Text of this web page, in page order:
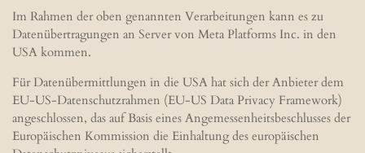
Im Rahmen der oben genannten Verarbeitungen kann es zu
Datenübertragungen an Server von Meta Platforms Inc. in den
USA kommen.
Für Datenübermittlungen in die USA hat sich der Anbieter dem
EU-US-Datenschutzrahmen (EU-US Data Privacy Framework)
angeschlossen, das auf Basis eines Angemessenheitsbeschlusses der
Europäischen Kommission die Einhaltung des europäischen